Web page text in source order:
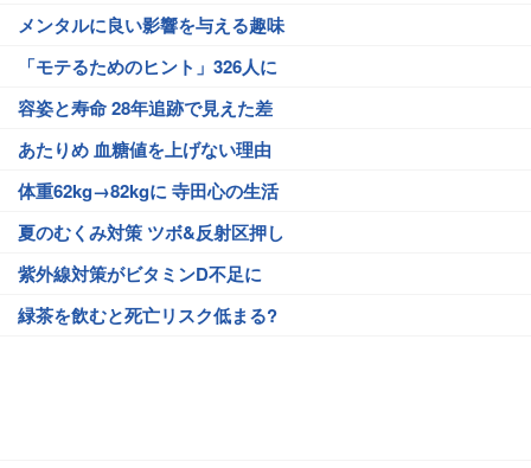
メンタルに良い影響を与える趣味
「モテるためのヒント」326人に
容姿と寿命 28年追跡で見えた差
あたりめ 血糖値を上げない理由
体重62kg→82kgに 寺田心の生活
夏のむくみ対策 ツボ&反射区押し
紫外線対策がビタミンD不足に
緑茶を飲むと死亡リスク低まる?